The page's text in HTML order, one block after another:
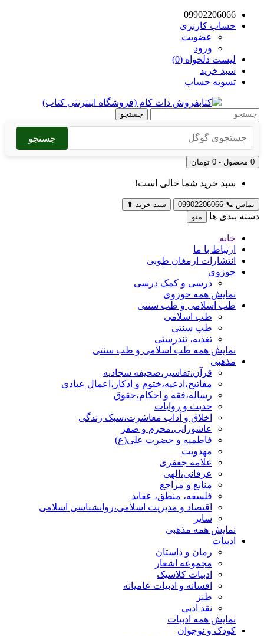
09902206066
حساب کاربری
عضویت
ورود
لیست دلخواه (0)
سبد خرید
تسویه حساب
جستجو
جستجو
0 محصول - 0 تومان
سبد خرید شما خالی است!
تماس 📞
09902206066 سبد خرید ⬆
دسته بندی ها منو
خانه
ارتباط با ما
انتشارات ارمغان طوبی
حوزوی
درسی و کمک درسی
نمایش همه حوزوی
طب اسلامی و طب سنتی
طب اسلامی
طب سنتی
تغذیه، تندرستی
نمایش همه طب اسلامی و طب سنتی
مذهبی
قرآن،تفاسیر،صحیفه سجادیه
مفاتیح،ادعیه،ختوم و اذکار،اعمال عبادی
رساله،فقه و احکام،حقوق
حدیث و روایات
اخلاق و آداب معاشرت،سبک زندگی
عاشورایی،محرم و صفر
فاطمیه و حضرت علی(ع)
مهدویت
علامه جعفری
عرفانی،الهی
منابع و مراجع
فلسفه، منطق، عقاید
اقتصاد و مدیریت اسلامی،روانشناسی اسلامی
سایر
نمایش همه مذهبی
ادبیات
رمان و داستان
مجموعه اشعار
ادبیات کلاسیک
افسانه و ادبیات عامیانه
طنز
نقد ادبی
نمایش همه ادبیات
کودک و نوجوان